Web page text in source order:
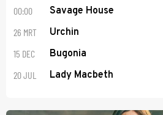
00:00 Savage House
26 MRT Urchin
15 DEC Bugonia
20 JUL Lady Macbeth